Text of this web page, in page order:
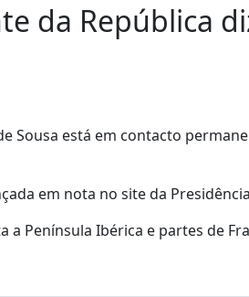
da República
Sousa está em contacto
em nota no site da
a Península Ibérica e partes de